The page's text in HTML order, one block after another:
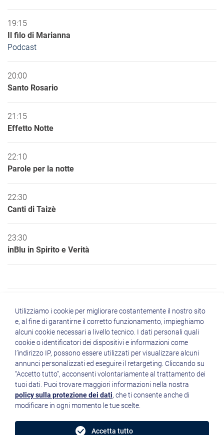
19:15
Il filo di Marianna
Podcast
20:00
Santo Rosario
21:15
Effetto Notte
22:10
Parole per la notte
22:30
Canti di Taizè
23:30
inBlu in Spirito e Verità
Quicklinks
Radio Sacra Famiglia inBlu
Piazza Duomo 3 - 39100 Bolzano
Utilizziamo i cookie per migliorare costantemente il nostro sito
e, al fine di garantirne il corretto funzionamento, impieghiamo
alcuni cookie necessari a livello tecnico. I dati personali quali
cookie o identificatori dei dispositivi e informazioni come
l’indirizzo IP, possono essere utilizzati per visualizzare alcuni
annunci personalizzati ed eseguire il retargeting. Cliccando su
“Accetto tutto”, acconsenti volontariamente al trattamento dei
tuoi dati. Puoi trovare maggiori informazioni nella nostra
policy sulla protezione dei dati, che ti consente anche di
modificare in ogni momento le tue scelte.
Accetta tutto